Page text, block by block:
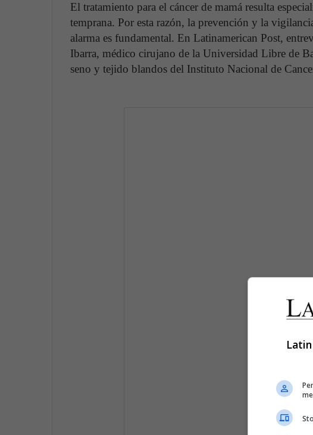
El tratamiento para el cáncer de mamá resulta
temprana. Por esta razón, la prevención y la
alarma es fundamental. En Latinamerican Post,
Ibarra, médico cirujano de la Universidad Libre de
seno y tejido blandos del Instituto Nacional de